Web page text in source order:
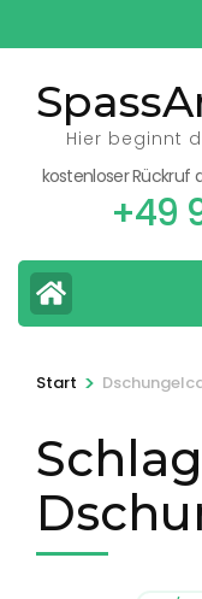
Inhalt
springen
(Eingabetaste
drücken)Hier beginnt
kostenloser
+49
Start >